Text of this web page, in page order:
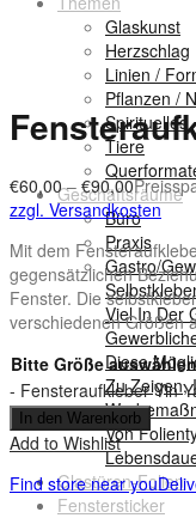
Glaskunst
Herzschlag
Linien /
Pflanzen /
Spirituelles
Tiere
Geschäftsräume
Büro
Praxis
Gastro/
Viel In Der
Diese
Zu Zeigen,
Von
Glastüren-Folien
Fenstersticker
€60,00 – €90,00
zzgl. Versandkosten
Mit dem
gegensätzlichen
Fenster. Die
verschiedenen Größen
Bitte Größe auswählen
- Fensteraufkleber Yin
In den Warenkorb
Add to Wishlist
Find store near you